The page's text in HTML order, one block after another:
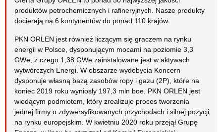
produktów petrochemicznych i rafineryjnych. Nasze produkty
docierają na 6 kontynentów do ponad 110 krajów.
PKN ORLEN jest również liczącym się graczem na rynku
energii w Polsce, dysponującym mocami na poziomie 3,3
GWe, z czego 1,38 GWe zainstalowane jest w aktywach
wytwórczych Energi. W obszarze wydobycia Koncern
dysponuje własną bazą zasobów ropy i gazu (2P), które na
koniec 2019 roku wyniosły 197,3 mln boe. PKN ORLEN jest
wiodącym podmiotem, który zrealizuje proces tworzenia
jednej firmy o zdywersyfikowanych przychodach i silnej pozycji
na rynku europejskim. W kwietniu 2020 roku przejął Grupę